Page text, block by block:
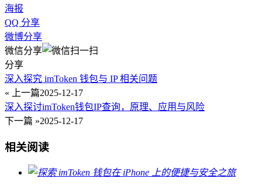
海报
QQ 分享
微博分享
微信分享
分享
深入探究 imToken 钱包与 IP 相关问题
« 上一篇2025-12-17
深入探讨imToken钱包IP查询，原理、应用与风险
下一篇 »2025-12-17
相关阅读